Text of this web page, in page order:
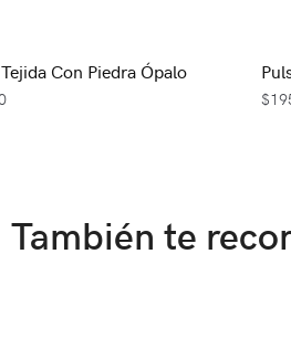
Con Piedra Ópalo
$
También te